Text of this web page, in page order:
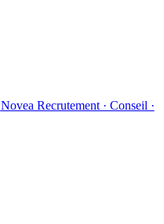
Novea Recrutement · Conseil ·